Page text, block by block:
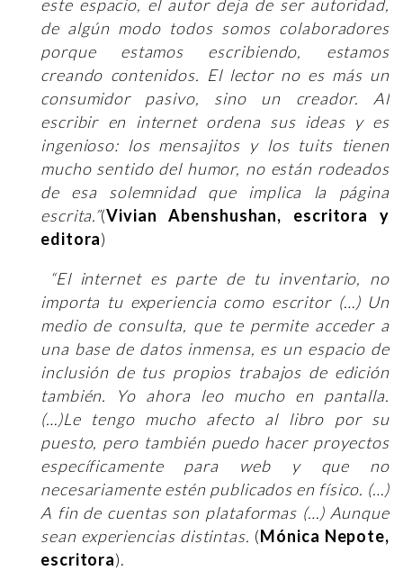
este espacio, el autor deja de ser autoridad,
de algún modo todos somos colaboradores
porque estamos escribiendo, estamos
creando contenidos. El lector no es más un
consumidor pasivo, sino un creador. Al
escribir en internet ordena sus ideas y es
ingenioso: los mensajitos y los tuits tienen
mucho sentido del humor, no están rodeados
de esa solemnidad que implica la página
escrita.”(Vivian Abenshushan, escritora y
editora)
“El internet es parte de tu inventario, no
importa tu experiencia como escritor (…) Un
medio de consulta, que te permite acceder a
una base de datos inmensa, es un espacio de
inclusión de tus propios trabajos de edición
también. Yo ahora leo mucho en pantalla.
(…)Le tengo mucho afecto al libro por su
puesto, pero también puedo hacer proyectos
específicamente para web y que no
necesariamente estén publicados en físico. (…)
A fin de cuentas son plataformas (…) Aunque
sean experiencias distintas. (Mónica Nepote,
escritora).